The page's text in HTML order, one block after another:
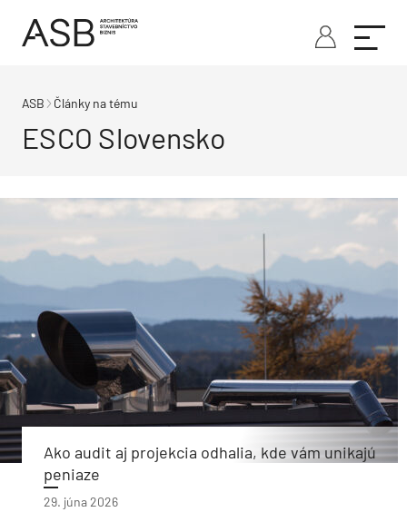
ASB Články na tému
ESCO Slovensko
Ako audit aj projekcia odhalia, kde vám unikajú
peniaze
29. júna 2026